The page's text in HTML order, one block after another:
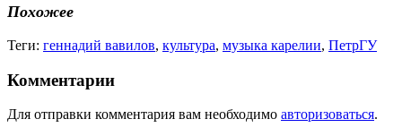
Похожее
Теги: геннадий вавилов, культура, музыка карелии, ПетрГУ
Комментарии
Для отправки комментария вам необходимо авторизоваться.